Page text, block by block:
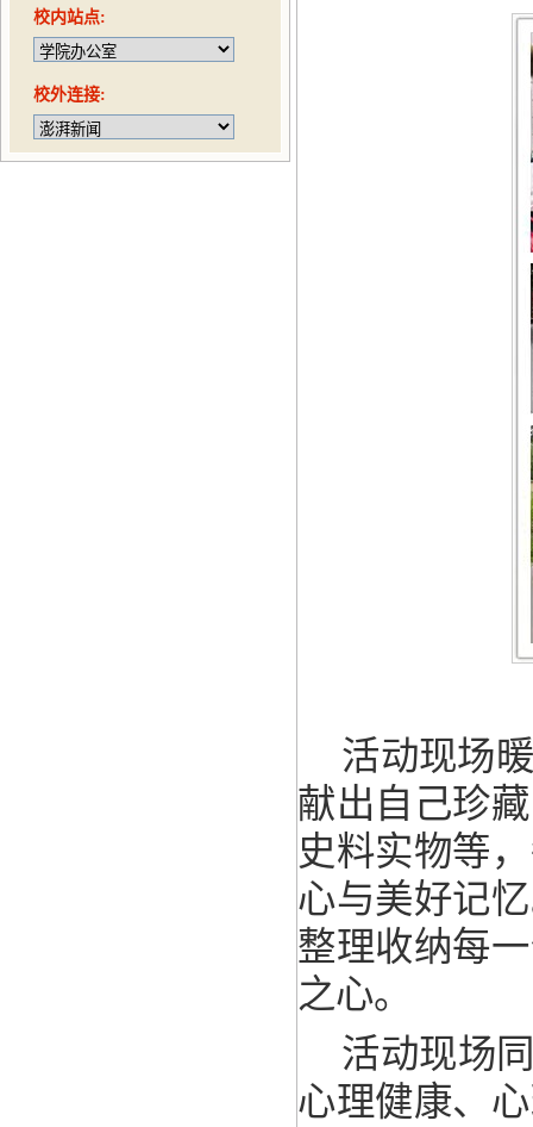
校内站点:
校外连接:
活动现场
献出自己珍
史料实物等
心与美好记
整理收纳每
之心。
活动现场
心理健康、